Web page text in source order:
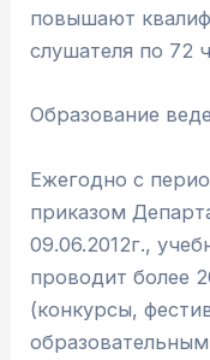
повышают
слушателя по 72
Образование
Ежегодно с
приказом
09.06.2012г.,
проводит более
(конкурсы,